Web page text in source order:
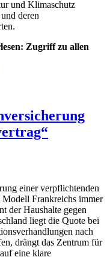
und Klimaschutz
deren
Zugriff zu allen
einer verpflichtenden
Modell Frankreichs immer
der Haushalte gegen
liegt die Quote bei
nach
drängt das Zentrum für
eine klare